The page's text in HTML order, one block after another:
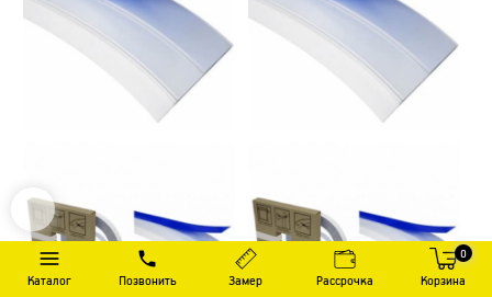
Каталог Позвонить Замер Рассрочка
0
Корзина